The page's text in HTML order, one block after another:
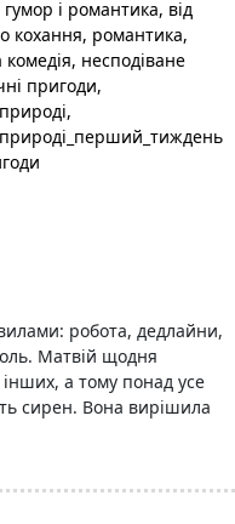
гумор і романтика, від
кохання, романтика,
, несподіване
пригоди,
,
робота, дедлайни,
Матвій щодня
а тому понад усе
сирен. Вона вирішила